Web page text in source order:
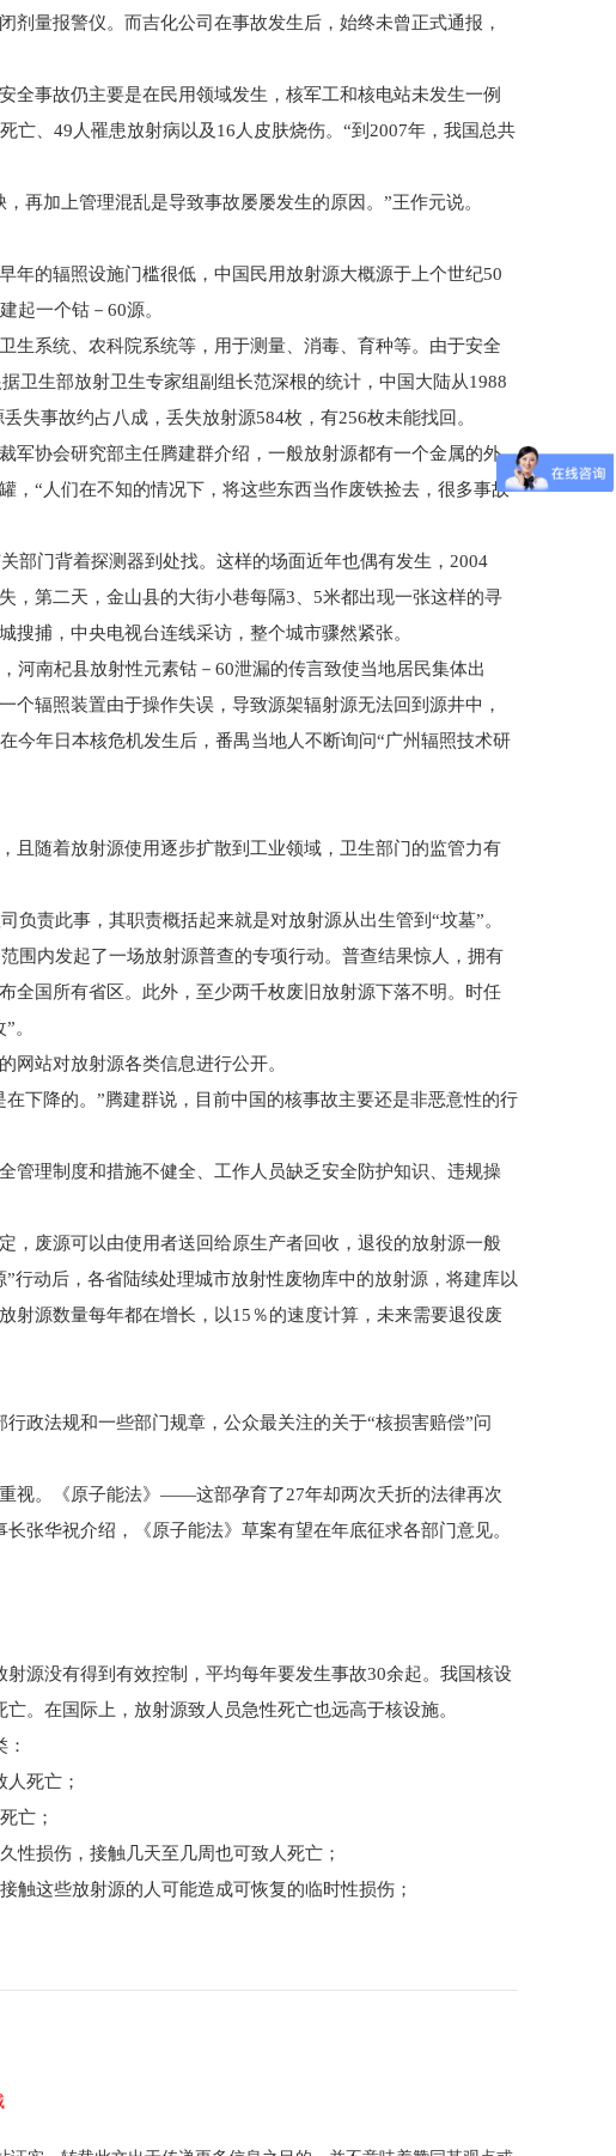
量报警仪。而吉化公司在事故发生后，始终未曾正式通报，
事故仍主要是在民用领域发生，核军工和核电站未发生一例
亡、49人罹患放射病以及16人皮肤烧伤。“到2007年，我国总共
加上管理混乱是导致事故屡屡发生的原因。”王作元说。
的辐照设施门槛很低，中国民用放射源大概源于上个世纪50
起一个钴－60源。
系统、农科院系统等，用于测量、消毒、育种等。由于安全
卫生部放射卫生专家组副组长范深根的统计，中国大陆从1988
失事故约占八成，丢失放射源584枚，有256枚未能找回。
军协会研究部主任腾建群介绍，一般放射源都有一个金属的外
，“人们在不知的情况下，将这些东西当作废铁捡去，很多事故
门背着探测器到处找。这样的场面近年也偶有发生，2004
第二天，金山县的大街小巷每隔3、5米都出现一张这样的寻
搜捕，中央电视台连线采访，整个城市骤然紧张。
南杞县放射性元素钴－60泄漏的传言致使当地居民集体出
辐照装置由于操作失误，导致源架辐射源无法回到源井中，
今年日本核危机发生后，番禺当地人不断询问“广州辐照技术研
随着放射源使用逐步扩散到工业领域，卫生部门的监管力有
责此事，其职责概括起来就是对放射源从出生管到“坟墓”。
内发起了一场放射源普查的专项行动。普查结果惊人，拥有
全国所有省区。此外，至少两千枚废旧放射源下落不明。时任
。
站对放射源各类信息进行公开。
降的。”腾建群说，目前中国的核事故主要还是非恶意性的行
理制度和措施不健全、工作人员缺乏安全防护知识、违规操
废源可以由使用者送回给原生产者回收，退役的放射源一般
行动后，各省陆续处理城市放射性废物库中的放射源，将建库以
射源数量每年都在增长，以15％的速度计算，未来需要退役废
法规和一些部门规章，公众最关注的关于“核损害赔偿”问
。《原子能法》——这部孕育了27年却两次夭折的法律再次
张华祝介绍，《原子能法》草案有望在年底征求各部门意见。
没有得到有效控制，平均每年要发生事故30余起。我国核设
。在国际上，放射源致人员急性死亡也远高于核设施。
死亡；
亡；
损伤，接触几天至几周也可致人死亡；
这些放射源的人可能造成可恢复的临时性损伤；